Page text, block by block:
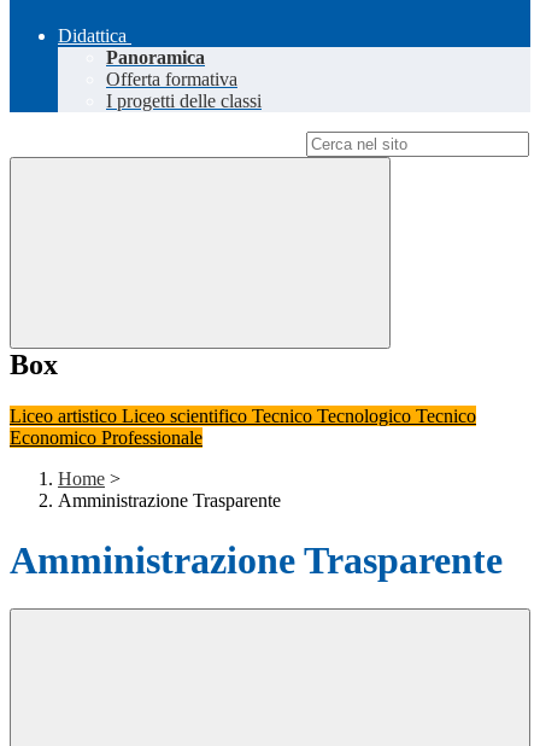
Didattica
Panoramica
Offerta formativa
I progetti delle classi
Box
Liceo artistico Liceo scientifico Tecnico Tecnologico Tecnico
Economico Professionale
Home >
Amministrazione Trasparente
Amministrazione Trasparente